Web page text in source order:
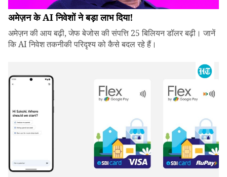
अमेज़न के AI निवेशों ने बड़ा लाभ दिया!
अमेज़न की आय बढ़ी, जेफ बेजोस की संपत्ति 25 बिलियन डॉलर बढ़ी। जानें
कि AI निवेश तकनीकी परिदृश्य को कैसे बदल रहे हैं।